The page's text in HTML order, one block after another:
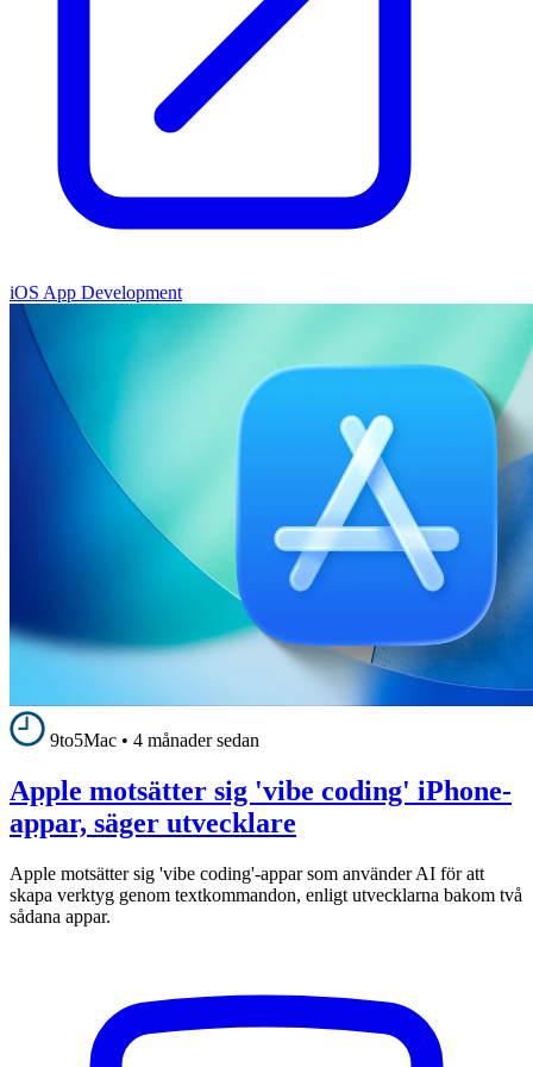
iOS App Development
9to5Mac • 4 månader sedan
Apple motsätter sig 'vibe coding' iPhone-
appar, säger utvecklare
Apple motsätter sig 'vibe coding'-appar som använder AI för att
skapa verktyg genom textkommandon, enligt utvecklarna bakom två
sådana appar.